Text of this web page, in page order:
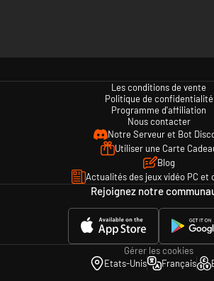
Les conditions de vente
Politique de confidentialité
Programme d'affiliation
Nous contacter
Notre Serveur et Bot
Utiliser une Carte
Blog
Actualités des jeux vidéo PC et
Rejoignez notre
Gérer les cookies
Etats-Unis
Français